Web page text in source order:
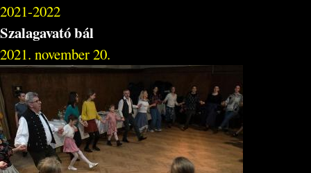
2021-2022
Szalagavató bál
2021. november 20.